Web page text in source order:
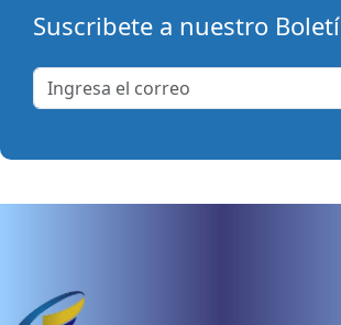
Suscribete a nuestro